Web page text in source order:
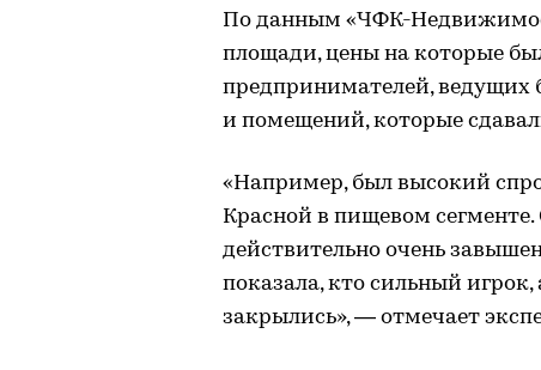
По данным «ЧФК-
площади, цены на которые
предпринимателей, ведущих
и помещений, которые
«Например, был высокий
Красной в пищевом сегменте.
действительно очень
показала, кто сильный
закрылись», — отмечает